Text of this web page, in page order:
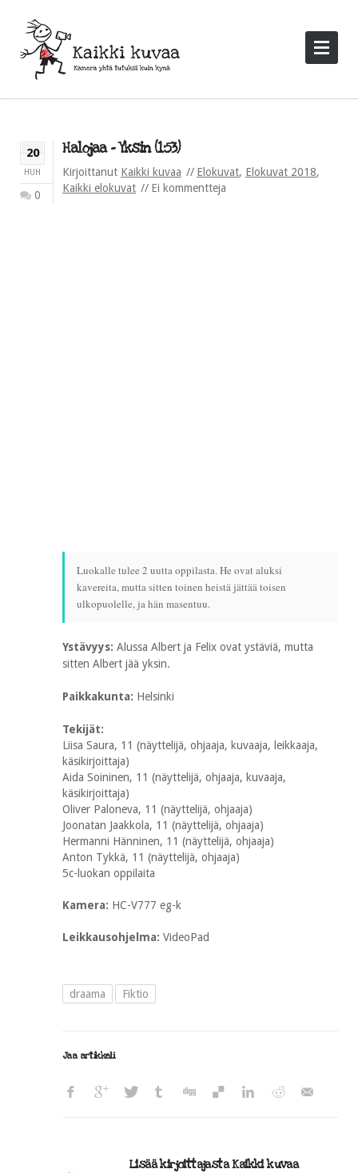
20
HUH
0
Halojaa – Yksin (1:53)
Kirjoittanut Kaikki kuvaa Elokuvat, Elokuvat 2018,
Kaikki elokuvat
Ei kommentteja
Luokalle tulee 2 uutta oppilasta. He ovat aluksi
kavereita, mutta sitten toinen heistä jättää toisen
ulkopuolelle, ja hän masentuu.
Ystävyys: Alussa Albert ja Felix ovat ystäviä, mutta
sitten Albert jää yksin.
Paikkakunta: Helsinki
Tekijät:
Liisa Saura, 11 (näyttelijä, ohjaaja, kuvaaja, leikkaaja,
käsikirjoittaja)
Aida Soininen, 11 (näyttelijä, ohjaaja, kuvaaja,
käsikirjoittaja)
Oliver Paloneva, 11 (näyttelijä, ohjaaja)
Joonatan Jaakkola, 11 (näyttelijä, ohjaaja)
Hermanni Hänninen, 11 (näyttelijä, ohjaaja)
Anton Tykkä, 11 (näyttelijä, ohjaaja)
5c-luokan oppilaita
Kamera: HC-V777 eg-k
Leikkausohjelma: VideoPad
draama Fiktio
Jaa artikkeli
Lisää kirjoittajasta Kaikki kuvaa